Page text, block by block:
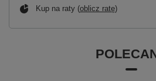
Kup na raty (oblicz ratę)